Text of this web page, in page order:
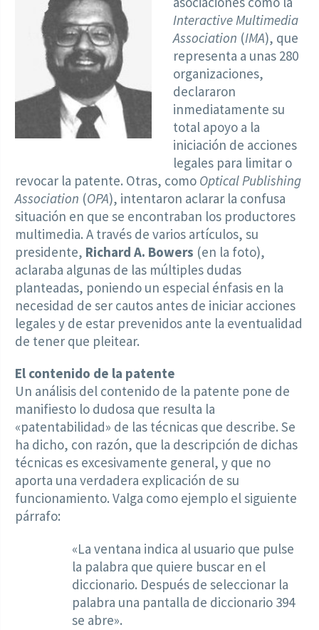
Interactive Multimedia
Association (IMA), que
representa a unas 280
organizaciones,
declararon
inmediatamente su
total apoyo a la
iniciación de acciones
legales para limitar o
revocar la patente. Otras, como Optical Publishing
Association (OPA), intentaron aclarar la confusa
situación en que se encontraban los productores
multimedia. A través de varios artículos, su
presidente, Richard A. Bowers (en la foto),
aclaraba algunas de las múltiples dudas
planteadas, poniendo un especial énfasis en la
necesidad de ser cautos antes de iniciar acciones
legales y de estar prevenidos ante la eventualidad
de tener que pleitear.
El contenido de la patente
Un análisis del contenido de la patente pone de
manifiesto lo dudosa que resulta la
«patentabilidad» de las técnicas que describe. Se
ha dicho, con razón, que la descripción de dichas
técnicas es excesivamente general, y que no
aporta una verdadera explicación de su
funcionamiento. Valga como ejemplo el siguiente
párrafo:
«La ventana indica al usuario que pulse
la palabra que quiere buscar en el
diccionario. Después de seleccionar la
palabra una pantalla de diccionario 394
se abre».